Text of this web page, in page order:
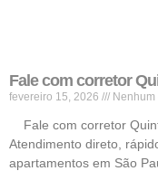
Fale com corretor
fevereiro 15, 2026
Fale com corretor
Atendimento direto,
apartamentos em São